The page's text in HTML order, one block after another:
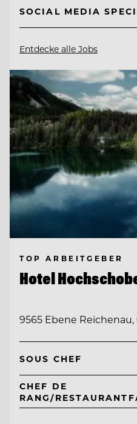
SOCIAL MEDIA
Entdecke alle Jobs
TOP ARBEITGEBER
Hotel
9565 Ebene
SOUS CHEF
CHEF DE
RANG/